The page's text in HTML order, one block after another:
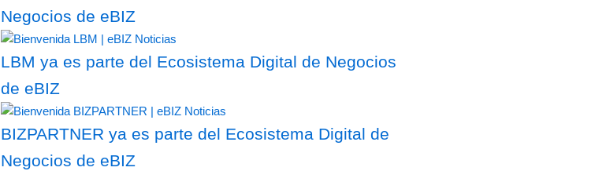
Negocios de eBIZ
LBM ya es parte del Ecosistema Digital de Negocios
de eBIZ
BIZPARTNER ya es parte del Ecosistema Digital de
Negocios de eBIZ